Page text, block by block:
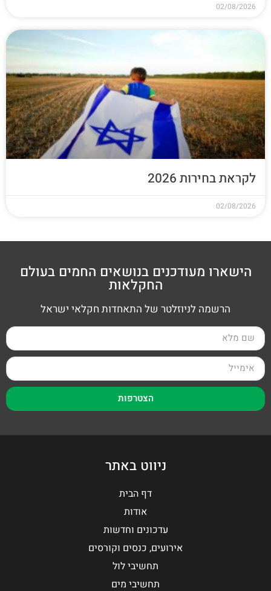
02/08/2026
לקראת בחירות 2026
02/08/2026
הישארו מעודכנים בנושאים החמים בעולם
החקלאות
הרשמה לניוזלטר של התאחדות חקלאי ישראל
הצטרפות
ניווט באתר
דף הבית
אודות
עדכונים וחדשות
אירועים, כנסים וקורסים
תחשיבי לול
תחשיבי מים